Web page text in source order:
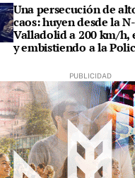
Una persecución de
caos: huyen desde la
Valladolid a 200 km/
y embistiendo a la